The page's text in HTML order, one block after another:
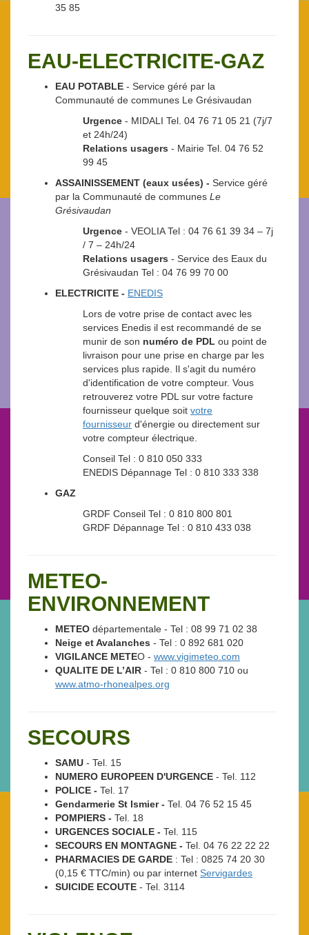
35 85
EAU-ELECTRICITE-GAZ
EAU POTABLE - Service géré par la
Communauté de communes Le Grésivaudan
Urgence - MIDALI Tel. 04 76 71 05 21 (7j/7
et 24h/24)
Relations usagers - Mairie Tel. 04 76 52
99 45
ASSAINISSEMENT (eaux usées) - Service géré
par la Communauté de communes Le
Grésivaudan
Urgence - VEOLIA Tel : 04 76 61 39 34 – 7j
/ 7 – 24h/24
Relations usagers - Service des Eaux du
Grésivaudan Tel : 04 76 99 70 00
ELECTRICITE - ENEDIS
Lors de votre prise de contact avec les
services Enedis il est recommandé de se
munir de son numéro de PDL ou point de
livraison pour une prise en charge par les
services plus rapide. Il s'agit du numéro
d'identification de votre compteur. Vous
retrouverez votre PDL sur votre facture
fournisseur quelque soit votre
fournisseur d'énergie ou directement sur
votre compteur électrique.
Conseil Tel : 0 810 050 333
ENEDIS Dépannage Tel : 0 810 333 338
GAZ
GRDF Conseil Tel : 0 810 800 801
GRDF Dépannage Tel : 0 810 433 038
METEO-
ENVIRONNEMENT
METEO départementale - Tel : 08 99 71 02 38
Neige et Avalanches - Tel : 0 892 681 020
VIGILANCE METEO - www.vigimeteo.com
QUALITE DE L’AIR - Tel : 0 810 800 710 ou
www.atmo-rhonealpes.org
SECOURS
SAMU - Tel. 15
NUMERO EUROPEEN D'URGENCE - Tel. 112
POLICE - Tel. 17
Gendarmerie St Ismier - Tel. 04 76 52 15 45
POMPIERS - Tel. 18
URGENCES SOCIALE - Tel. 115
SECOURS EN MONTAGNE - Tel. 04 76 22 22 22
PHARMACIES DE GARDE : Tel : 0825 74 20 30
(0,15 € TTC/min) ou par internet Servigardes
SUICIDE ECOUTE - Tel. 3114